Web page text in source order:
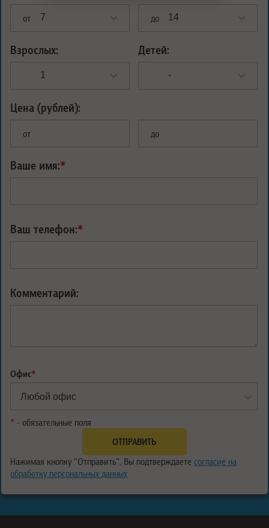
от до
Взрослых: Детей:
Цена (рублей):
от до
Ваше имя:*
Ваш телефон:*
Комментарий:
Офис*
* - обязательные поля
Нажимая кнопку "Отправить", Вы подтверждаете согласие на
обработку персональных данных